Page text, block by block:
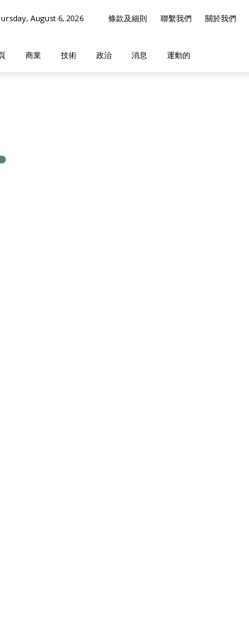
August 6, 2026 條款及細則 聯繫我們 關於我們
商業 技術 政治 消息 運動的